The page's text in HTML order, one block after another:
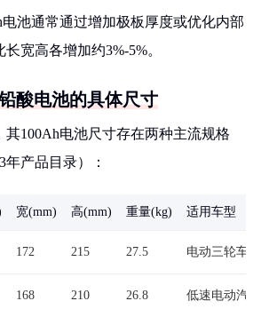
池通常通过增加极板厚度或优化内部
宽高各增加约3%-5%。
酸电池的具体尺寸
其100Ah电池尺寸存在两种主流规格
年产品目录）：
宽(mm) 高(mm) 重量(kg) 适用车型
172 215 27.5 电动三轮车
168 210 26.8 低速电动汽车